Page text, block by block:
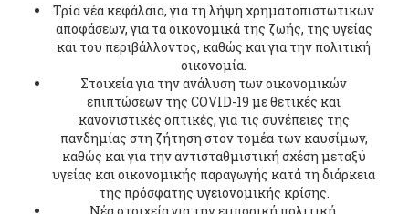
Τρία νέα κεφάλαια, για τη λήψη χρηματοπιστωτικών
αποφάσεων, για τα οικονομικά της ζωής, της υγείας
και του περιβάλλοντος, καθώς και για την πολιτική
οικονομία.
Στοιχεία για την ανάλυση των οικονομικών
επιπτώσεων της COVID-19 με θετικές και
κανονιστικές οπτικές, για τις συνέπειες της
πανδημίας στη ζήτηση στον τομέα των καυσίμων,
καθώς και για την αντισταθμιστική σχέση μεταξύ
υγείας και οικονομικής παραγωγής κατά τη διάρκεια
της πρόσφατης υγειονομικής κρίσης.
Νέα στοιχεία για την εμπορική πολιτική,